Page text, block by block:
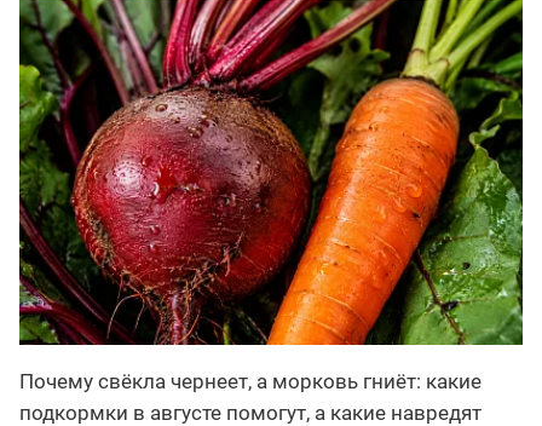
Почему свёкла чернеет, а морковь гниёт: какие
подкормки в августе помогут, а какие навредят